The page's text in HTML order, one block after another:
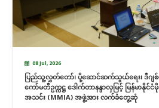
08 Jul, 2026
ပြည်သူ့လွှတ်တော်၊ ပို့ဆောင်ဆက်သွယ်ရေး၊ ဒီဂျ
ကော်မတီဥက္ကဋ္ဌ ဒေါက်တာနန္ဒာလှမြင့် မြန်မာနိုင်ငံမိုဘိုင်းဖုန်းလုပ်ငန်းရှင်များ
အသင်း (MMIA) အဖွဲ့အား လက်ခံတွေ့ဆုံ